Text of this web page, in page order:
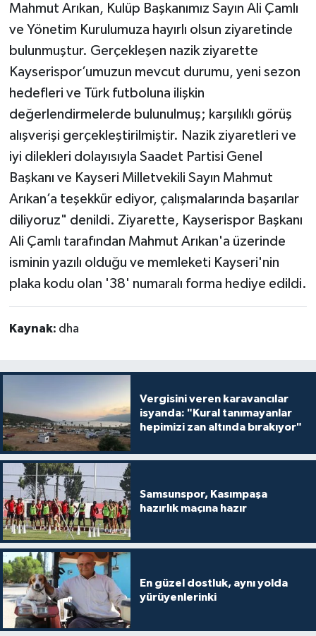
Mahmut Arıkan, Kulüp Başkanımız Sayın Ali Çamlı
ve Yönetim Kurulumuza hayırlı olsun ziyaretinde
bulunmuştur. Gerçekleşen nazik ziyarette
Kayserispor’umuzun mevcut durumu, yeni sezon
hedefleri ve Türk futboluna ilişkin
değerlendirmelerde bulunulmuş; karşılıklı görüş
alışverişi gerçekleştirilmiştir. Nazik ziyaretleri ve
iyi dilekleri dolayısıyla Saadet Partisi Genel
Başkanı ve Kayseri Milletvekili Sayın Mahmut
Arıkan’a teşekkür ediyor, çalışmalarında başarılar
diliyoruz" denildi. Ziyarette, Kayserispor Başkanı
Ali Çamlı tarafından Mahmut Arıkan'a üzerinde
isminin yazılı olduğu ve memleketi Kayseri'nin
plaka kodu olan '38' numaralı forma hediye edildi.
Kaynak: dha
Vergisini veren karavancılar
isyanda: "Kural tanımayanlar
hepimizi zan altında bırakıyor"
Samsunspor, Kasımpaşa
hazırlık maçına hazır
En güzel dostluk, aynı yolda
yürüyenlerinki